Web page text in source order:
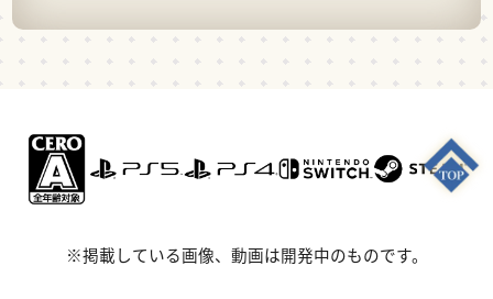
※掲載している画像、動画は開発中のものです。